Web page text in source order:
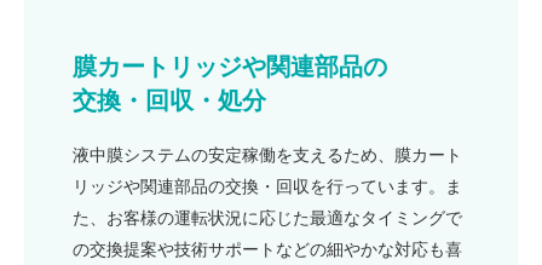
膜カートリッジや関連部品の
交換・回収・処分
液中膜システムの安定稼働を支えるため、膜カート
リッジや関連部品の交換・回収を行っています。ま
た、お客様の運転状況に応じた最適なタイミングで
の交換提案や技術サポートなどの細やかな対応も喜